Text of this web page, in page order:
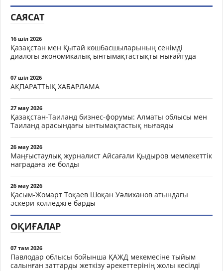
САЯСАТ
16 шіл 2026
Қазақстан мен Қытай көшбасшыларының сенімді
диалогы экономикалық ынтымақтастықты нығайтуда
07 шіл 2026
АҚПАРАТТЫҚ ХАБАРЛАМА
27 мау 2026
Қазақстан-Таиланд бизнес-форумы: Алматы облысы мен
Таиланд арасындағы ынтымақтастық нығаяды
26 мау 2026
Маңғыстаулық журналист Айсағали Қыдыров мемлекеттік
наградаға ие болды
26 мау 2026
Қасым-Жомарт Тоқаев Шоқан Уәлиханов атындағы
әскери колледжге барды
ОҚИҒАЛАР
07 там 2026
Павлодар облысы бойынша ҚАЖД мекемесіне тыйым
салынған заттарды жеткізу әрекеттерінің жолы кесілді